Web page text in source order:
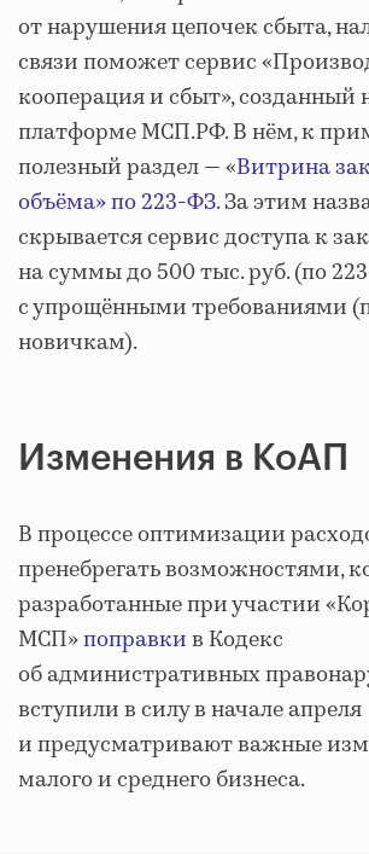
от нарушения цепочек сбыта,
связи поможет сервис
кооперация и сбыт»,
платформе МСП.РФ. В нём, к
полезный раздел — «Витрина
объёма» по 223-ФЗ. За этим
скрывается сервис доступа к
на суммы до 500 тыс. руб. (по
с упрощёнными требованиями
новичкам).
Изменения в КоАП
В процессе оптимизации
пренебрегать возможностями,
разработанные при участии
МСП»поправкив Кодекс
об административных
вступили в силу в начале апреля
и предусматривают важные
малого и среднего бизнеса.